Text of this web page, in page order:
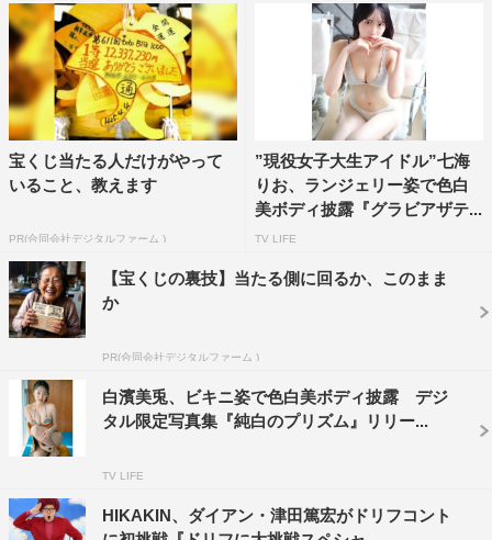
宝くじ当たる人だけがやって
いること、教えます
PR(合同会社デジタルファーム )
”現役女子大生アイドル”七海
りお、ランジェリー姿で色白
美ボディ披露『グラビアザテ...
TV LIFE
【宝くじの裏技】当たる側に回るか、このまま
か
PR(合同会社デジタルファーム )
白濱美兎、ビキニ姿で色白美ボディ披露 デジ
タル限定写真集『純白のプリズム』リリー...
TV LIFE
HIKAKIN、ダイアン・津田篤宏がドリフコント